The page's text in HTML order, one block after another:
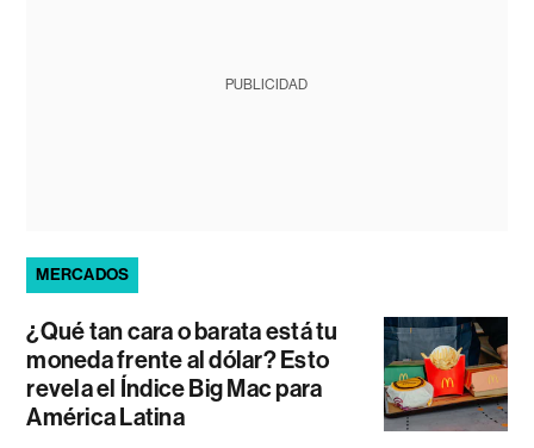
PUBLICIDAD
MERCADOS
¿Qué tan cara o barata está tu
moneda frente al dólar? Esto
revela el Índice Big Mac para
América Latina